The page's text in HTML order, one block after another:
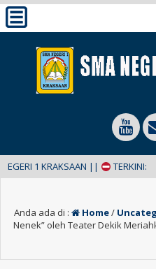
1 KRAKSAAN || TERKINI:
Anda ada di : Home/
Nenek” oleh Teater Dekik